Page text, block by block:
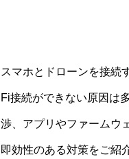
スマホとドローンを接続
Fi接続ができない原因は
渉、アプリやファームウ
即効性のある対策をご紹